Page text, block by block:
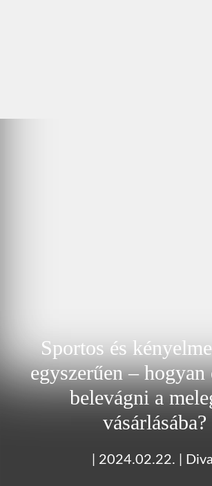
Sportos és
egyszerűen – hogyan
belevágni a
vásárlásába?
2024.02.22.